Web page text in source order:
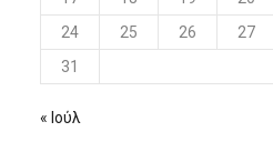
24
25 26 27
31
« Ιούλ